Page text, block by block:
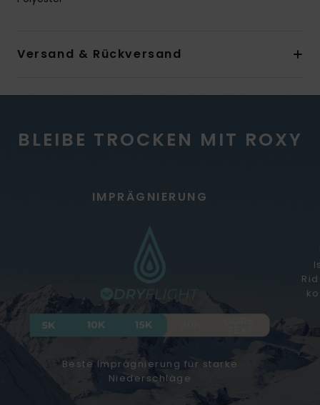
Versand & Rückversand
BLEIBE TROCKEN MIT ROXY
IMPRÄGNIERUNG
Beste Imprägnierung für starke
Niederschläge